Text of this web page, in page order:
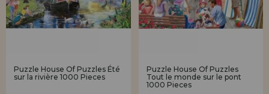
Puzzle House Of Puzzles Été
sur la rivière 1000 Pieces
Puzzle House Of Puzzles
Tout le monde sur le pont
1000 Pieces